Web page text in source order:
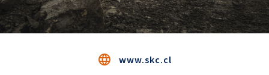
language www.skc.cl